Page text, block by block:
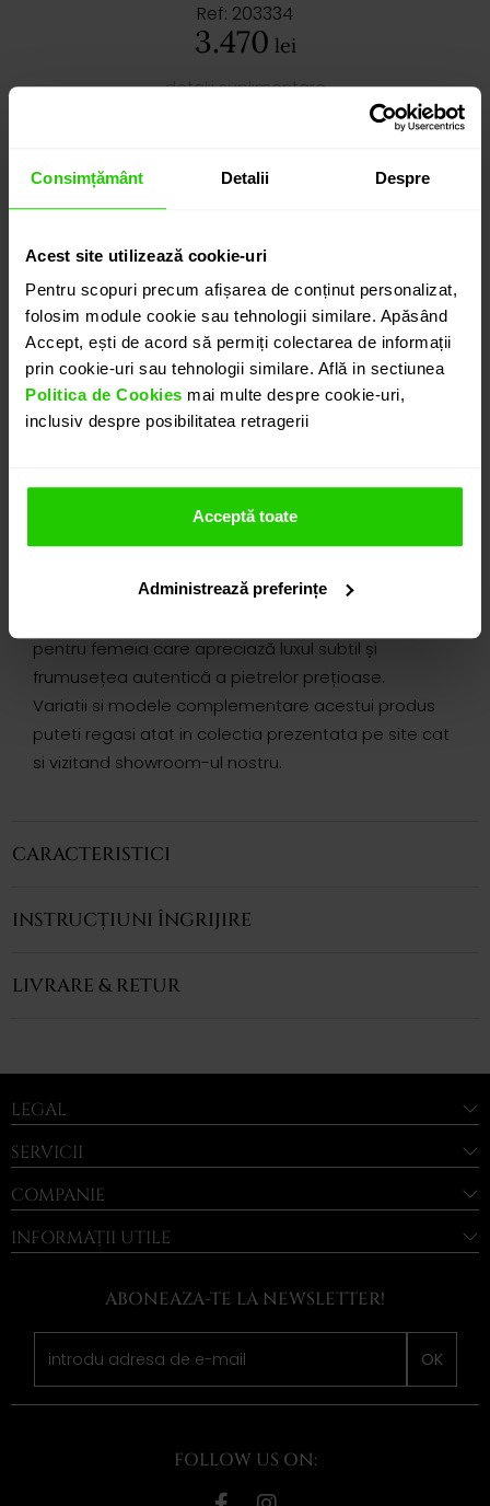
Consimțământ Detalii Despre
Acest site utilizează cookie-uri
Pentru scopuri precum afișarea de conținut personalizat,
folosim module cookie sau tehnologii similare. Apăsând
Accept, ești de acord să permiți colectarea de informații
prin cookie-uri sau tehnologii similare. Află in sectiunea
Politica de Cookies mai multe despre cookie-uri,
inclusiv despre posibilitatea retragerii
Acceptă toate
Administrează preferințe
Ref: 203334
3.470 lei
detalii suplimentare
ADAUGĂ ÎN COȘ
PROGRAMEAZĂ O ÎNTÂLNIRE
DETALII
CERCEI GEMMA
central al compoziției.
lumina și adaugă luminozitate naturală trăsăturilor.
pentru femeia care apreciază luxul subtil și
frumusețea autentică a pietrelor prețioase.
Variatii si modele complementare acestui produs
puteti regasi atat in colectia prezentata pe site cat
si vizitand showroom-ul nostru.
CARACTERISTICI
INSTRUCȚIUNI ÎNGRIJIRE
LIVRARE & RETUR
LEGAL
SERVICII
COMPANIE
INFORMAȚII UTILE
ABONEAZA-TE LA NEWSLETTER!
OK
FOLLOW US ON: